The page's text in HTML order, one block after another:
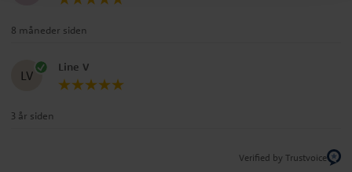
8 måneder siden
LV
Line V
3 år siden
Verified by Trustvoice